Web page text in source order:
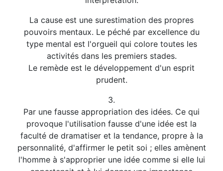
La cause est une surestimation des propres
pouvoirs mentaux. Le péché par excellence du
type mental est l'orgueil qui colore toutes les
activités dans les premiers stades.
Le remède est le développement d'un esprit
prudent.
3.
Par une fausse appropriation des idées. Ce qui
provoque l'utilisation fausse d'une idée est la
faculté de dramatiser et la tendance, propre à la
personnalité, d'affirmer le petit soi ; elles amènent
l'homme à s'approprier une idée comme si elle lui